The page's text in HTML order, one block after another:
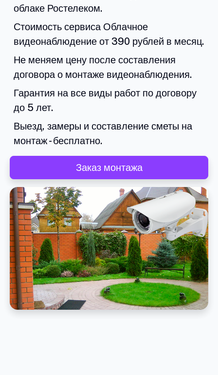
облаке Ростелеком.
Стоимость сервиса Облачное
видеонаблюдение от 390 рублей в месяц.
Не меняем цену после составления
договора о монтаже видеонаблюдения.
Гарантия на все виды работ по договору
до 5 лет.
Выезд, замеры и составление сметы на
монтаж - бесплатно.
Заказ монтажа